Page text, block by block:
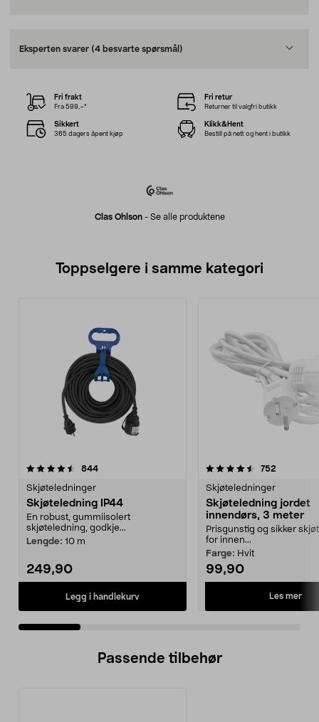
Eksperten svarer (4 besvarte spørsmål)
Clas Ohlson- Se alle produktene
Fri frakt
Fra 599,–*
Fri retur
Returner til valgfri butikk
Sikkert
365 dagers åpent kjøp
Klikk&Hent
Bestill på nett og hent i butikk
Toppselgere i samme kategori
844anmeldelser
Skjøteledninger
Skjøteledning IP44
En robust, gummiisolert
skjøteledning, godkje...
Lengde: 10 m
249,90
Legg i handlekurv
4.5 av 5 stjerner 752
Skjøteledninger
Skjøteledning jordet
innendørs, 3 meter
Prisgunstig og sikker
for innen...
Farge: Hvit
99,90
Les mer
4.5 av 5 stjerner
Passende tilbehør